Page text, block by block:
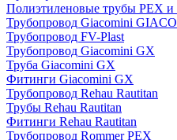
Полиэтиленовые трубы PEX
Трубопровод Giacomini
Трубопровод FV-Plast
Трубопровод Giacomini GX
Труба Giacomini GX
Фитинги Giacomini GX
Трубопровод Rehau Rautitan
Трубы Rehau Rautitan
Фитинги Rehau Rautitan
Трубопровод Rommer PEX